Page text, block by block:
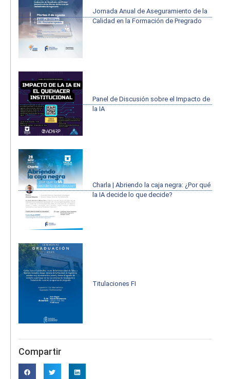
Jornada Anual de Aseguramiento de la
Calidad en la Formación de Pregrado
Panel de Discusión sobre el Impacto de
la IA
Charla | Abriendo la caja negra: ¿Por qué
la IA decide lo que decide?
Titulaciones FI
Compartir